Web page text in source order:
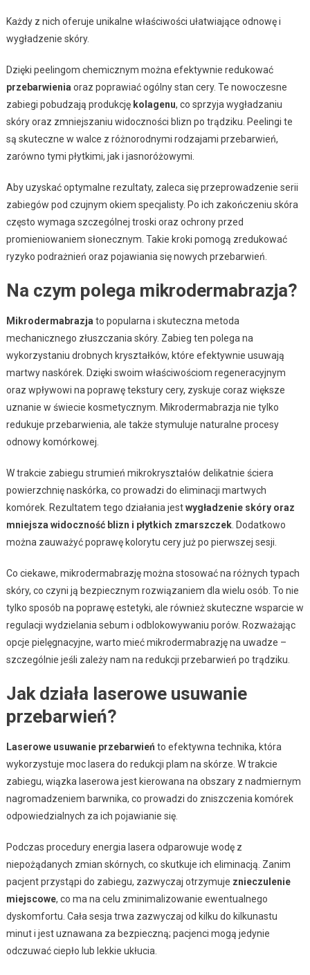
Każdy z nich oferuje unikalne właściwości ułatwiające odnowę i
wygładzenie skóry.
Dzięki peelingom chemicznym można efektywnie redukować
przebarwienia oraz poprawiać ogólny stan cery. Te nowoczesne
zabiegi pobudzają produkcję kolagenu, co sprzyja wygładzaniu
skóry oraz zmniejszaniu widoczności blizn po trądziku. Peelingi te
są skuteczne w walce z różnorodnymi rodzajami przebarwień,
zarówno tymi płytkimi, jak i jasnoróżowymi.
Aby uzyskać optymalne rezultaty, zaleca się przeprowadzenie serii
zabiegów pod czujnym okiem specjalisty. Po ich zakończeniu skóra
często wymaga szczególnej troski oraz ochrony przed
promieniowaniem słonecznym. Takie kroki pomogą zredukować
ryzyko podrażnień oraz pojawiania się nowych przebarwień.
Na czym polega mikrodermabrazja?
Mikrodermabrazja to popularna i skuteczna metoda
mechanicznego złuszczania skóry. Zabieg ten polega na
wykorzystaniu drobnych kryształków, które efektywnie usuwają
martwy naskórek. Dzięki swoim właściwościom regeneracyjnym
oraz wpływowi na poprawę tekstury cery, zyskuje coraz większe
uznanie w świecie kosmetycznym. Mikrodermabrazja nie tylko
redukuje przebarwienia, ale także stymuluje naturalne procesy
odnowy komórkowej.
W trakcie zabiegu strumień mikrokryształów delikatnie ściera
powierzchnię naskórka, co prowadzi do eliminacji martwych
komórek. Rezultatem tego działania jestwygładzenie skóry oraz
mniejsza widoczność blizn i płytkich zmarszczek. Dodatkowo
można zauważyć poprawę kolorytu cery już po pierwszej sesji.
Co ciekawe, mikrodermabrazję można stosować na różnych typach
skóry, co czyni ją bezpiecznym rozwiązaniem dla wielu osób. To nie
tylko sposób na poprawę estetyki, ale również skuteczne wsparcie w
regulacji wydzielania sebum i odblokowywaniu porów. Rozważając
opcje pielęgnacyjne, warto mieć mikrodermabrazję na uwadze –
szczególnie jeśli zależy nam na redukcji przebarwień po trądziku.
Jak działa laserowe usuwanie
przebarwień?
Laserowe usuwanie przebarwień to efektywna technika, która
wykorzystuje moc lasera do redukcji plam na skórze. W trakcie
zabiegu, wiązka laserowa jest kierowana na obszary z nadmiernym
nagromadzeniem barwnika, co prowadzi do zniszczenia komórek
odpowiedzialnych za ich pojawianie się.
Podczas procedury energia lasera odparowuje wodę z
niepożądanych zmian skórnych, co skutkuje ich eliminacją. Zanim
pacjent przystąpi do zabiegu, zazwyczaj otrzymuje znieczulenie
miejscowe, co ma na celu zminimalizowanie ewentualnego
dyskomfortu. Cała sesja trwa zazwyczaj od kilku do kilkunastu
minut i jest uznawana za bezpieczną; pacjenci mogą jedynie
odczuwać ciepło lub lekkie ukłucia.